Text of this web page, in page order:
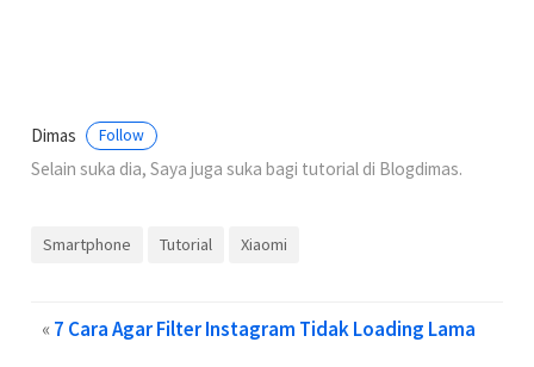
Dimas Follow
Selain suka dia, Saya juga suka bagi tutorial di Blogdimas.
Smartphone Tutorial Xiaomi
«7 Cara Agar Filter Instagram Tidak Loading Lama